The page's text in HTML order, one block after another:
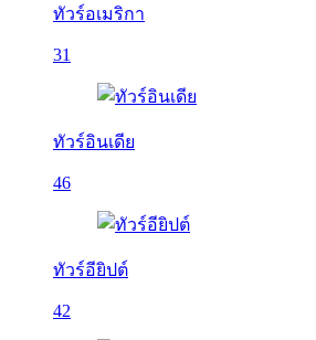
ทัวร์อเมริกา
31
ทัวร์อินเดีย
46
ทัวร์อียิปต์
42